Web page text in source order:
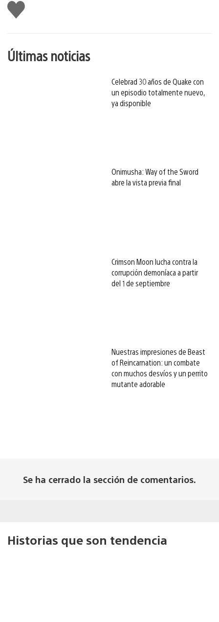
Me
gusta
esto
Últimas noticias
Celebrad 30 años de Quake con
un episodio totalmente nuevo,
ya disponible
Onimusha: Way of the Sword
abre la vista previa final
Crimson Moon lucha contra la
corrupción demoníaca a partir
del 1 de septiembre
Nuestras impresiones de Beast
of Reincarnation: un combate
con muchos desvíos y un perrito
mutante adorable
Se ha cerrado la sección de comentarios.
Historias que son tendencia